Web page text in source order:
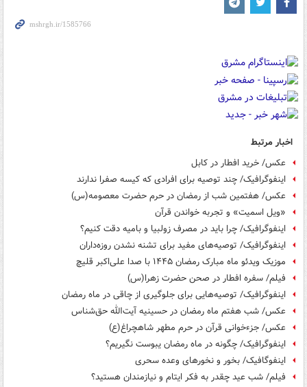
اخبار مرتبط
عکس/ خرید افطار در کابل
اینفوگرافیک/ چند توصیه برای افرادی که کیسه صفرا ندارند
عکس/ هفتمین شب از رمضان در حرم حضرت معصومه(س)
«ویل اسمیت» و تجربه خواندن قرآن
اینفوگرافیک/ چرا باید در مصرف زولبیا و بامیه دقت کنیم؟
اینفوگرافیک/ توصیه‌های مفید برای تشنه نشدن روزه‌داران
موزیک ویدئو ماه مبارک رمضان ۱۴۴۵ با صدا علی‌اکبر قلیچ
فیلم/ سفره افطار در صحن حضرت زهرا(س)
اینفوگرافیک/ توصیه‌هایی برای جلوگیری از چاقی در ماه رمضان
عکس/ شب هفتم ماه رمضان در حسینیه آیت‌الله حق‌شناس
عکس/ جزءخوانی قرآن در حرم مطهر شاهچراغ(ع)
اینفوگرافیک/ چگونه در ماه رمضان یبوست نگیریم؟
اینفوگافیک/ بخور و نخورهای وعده سحری
فیلم/ شب عید چقدر به فکر ایتام و نیازمندان هستید؟